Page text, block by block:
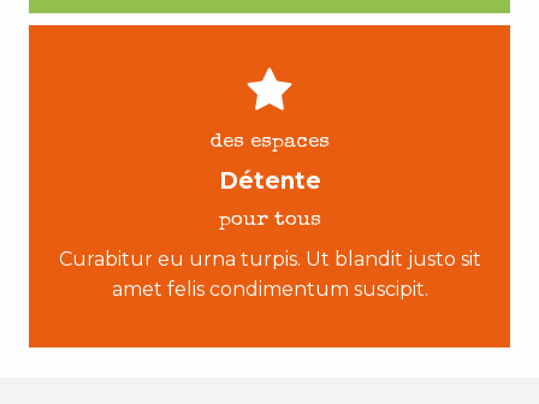
des espaces
Détente
pour tous
Curabitur eu urna turpis. Ut blandit justo sit
amet felis condimentum suscipit.